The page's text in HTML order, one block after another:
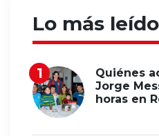
Lo más leído
Quiénes
Jorge
horas en